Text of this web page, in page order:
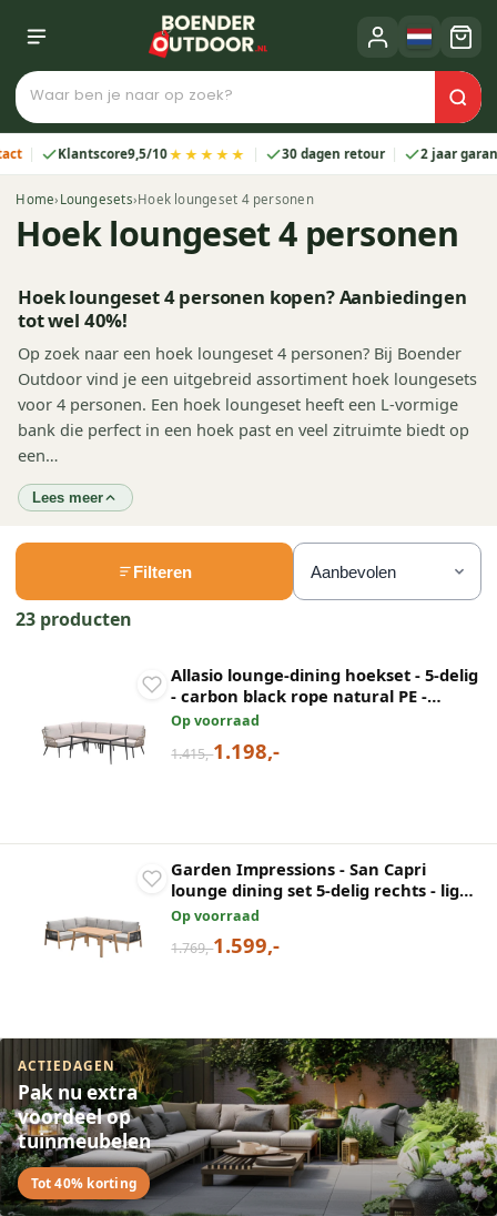
Klantscore9,5/10★★★★★ 30 dagen retour 2 jaar garantie
Home› Loungesets›Hoek loungeset 4 personen
Hoek loungeset 4 personen
Hoek loungeset 4 personen kopen? Aanbiedingen
tot wel 40%!
Op zoek naar een hoek loungeset 4 personen? Bij Boender
Outdoor vind je een uitgebreid assortiment hoek loungesets
voor 4 personen. Een hoek loungeset heeft een L-vormige
bank die perfect in een hoek past en veel zitruimte biedt op
een…
Lees meer
Filteren
23 producten
Allasio lounge-dining hoekset - 5-delig
- carbon black rope natural PE -
desert sand - Vironwood
Op voorraad
1.415,-1.198,-
Garden Impressions - San Capri
lounge dining set 5-delig rechts - light
teak aluminium
Op voorraad
1.769,-1.599,-
ACTIEDAGEN
Pak nu extra
voordeel op
tuinmeubelen
Tot 40% korting